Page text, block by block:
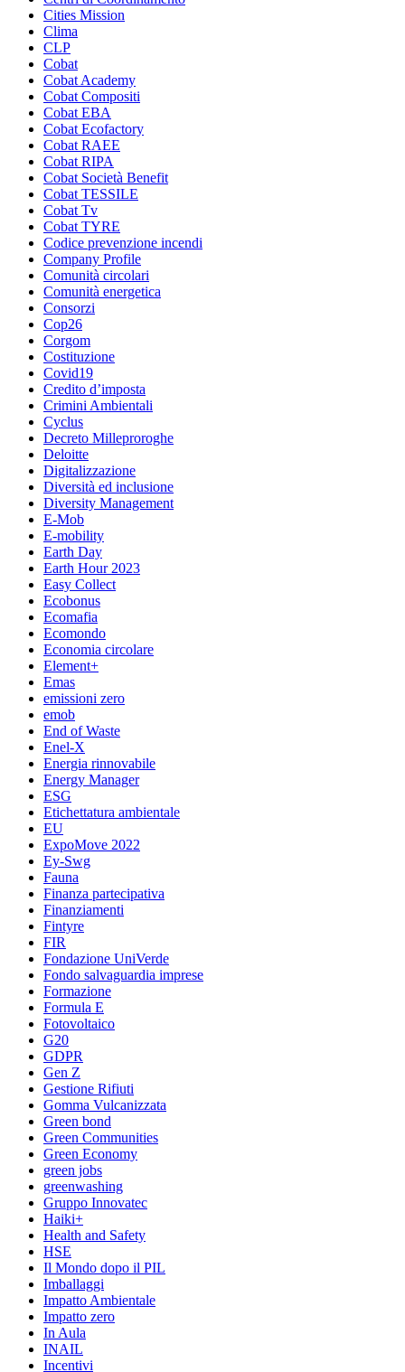
Cities Mission
Clima
CLP
Cobat
Cobat Academy
Cobat Compositi
Cobat EBA
Cobat Ecofactory
Cobat RAEE
Cobat RIPA
Cobat Società Benefit
Cobat TESSILE
Cobat Tv
Cobat TYRE
Codice prevenzione incendi
Company Profile
Comunità circolari
Comunità energetica
Consorzi
Cop26
Corgom
Costituzione
Covid19
Credito d’imposta
Crimini Ambientali
Cyclus
Decreto Milleproroghe
Deloitte
Digitalizzazione
Diversità ed inclusione
Diversity Management
E-Mob
E-mobility
Earth Day
Earth Hour 2023
Easy Collect
Ecobonus
Ecomafia
Ecomondo
Economia circolare
Element+
Emas
emissioni zero
emob
End of Waste
Enel-X
Energia rinnovabile
Energy Manager
ESG
Etichettatura ambientale
EU
ExpoMove 2022
Ey-Swg
Fauna
Finanza partecipativa
Finanziamenti
Fintyre
FIR
Fondazione UniVerde
Fondo salvaguardia imprese
Formazione
Formula E
Fotovoltaico
G20
GDPR
Gen Z
Gestione Rifiuti
Gomma Vulcanizzata
Green bond
Green Communities
Green Economy
green jobs
greenwashing
Gruppo Innovatec
Haiki+
Health and Safety
HSE
Il Mondo dopo il PIL
Imballaggi
Impatto Ambientale
Impatto zero
In Aula
INAIL
Incentivi